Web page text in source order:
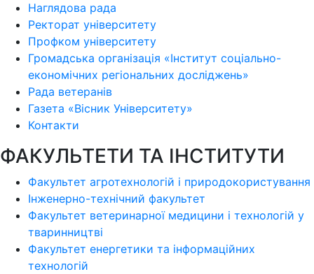
Наглядова рада
Ректорат університету
Профком університету
Громадська організація «Інститут соціально-
економічних регіональних досліджень»
Рада ветеранів
Газета «Вісник Університету»
Контакти
ФАКУЛЬТЕТИ ТА ІНСТИТУТИ
Факультет агротехнологій і природокористування
Інженерно-технічний факультет
Факультет ветеринарної медицини і технологій у
тваринництві
Факультет енергетики та інформаційних
технологій